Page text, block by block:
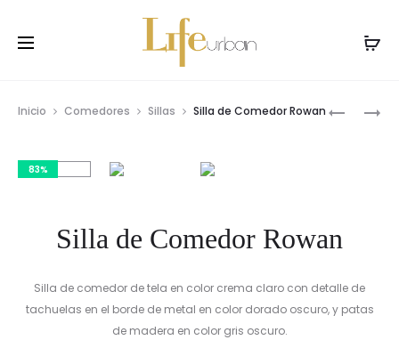
Inicio Comedores Sillas Silla de Comedor Rowan
83%
Silla de Comedor Rowan
Silla de comedor de tela en color crema claro con detalle de
tachuelas en el borde de metal en color dorado oscuro, y patas
de madera en color gris oscuro.